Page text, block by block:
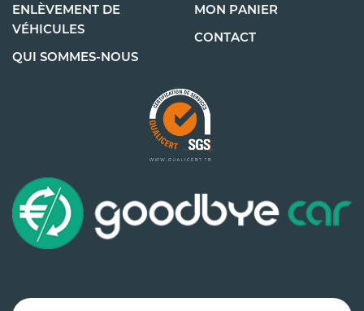
ENLÈVEMENT DE
VÉHICULES
QUI SOMMES-NOUS
MON PANIER
CONTACT